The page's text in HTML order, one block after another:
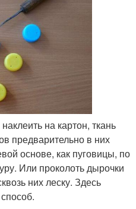
на картон, ткань
предварительно в них
основе, как пуговицы, по
Или проколоть дырочки
них леску. Здесь